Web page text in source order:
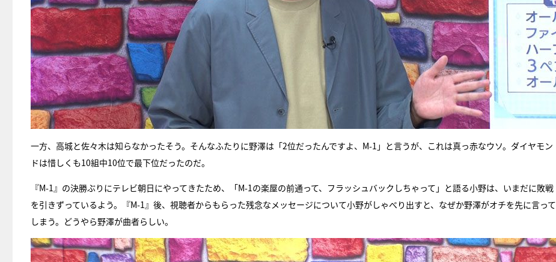
一方、高城と佐々木は知らなかったそう。そんなふたりに野澤は「2位だったんですよ、M-1」と言うが、これは真っ赤なウソ。ダイヤモン
ドは惜しくも10組中10位で最下位だったのだ。
『M-1』の決勝ぶりにテレビ朝日にやってきたため、「M-1の楽屋の前通って、フラッシュバックしちゃって」と語る小野は、いまだに敗戦
を引きずっているよう。『M-1』後、視聴者からもらった残念なメッセージについて小野がしゃべり出すと、なぜか野澤がオチを先に言って
しまう。どうやら野澤が曲者らしい。